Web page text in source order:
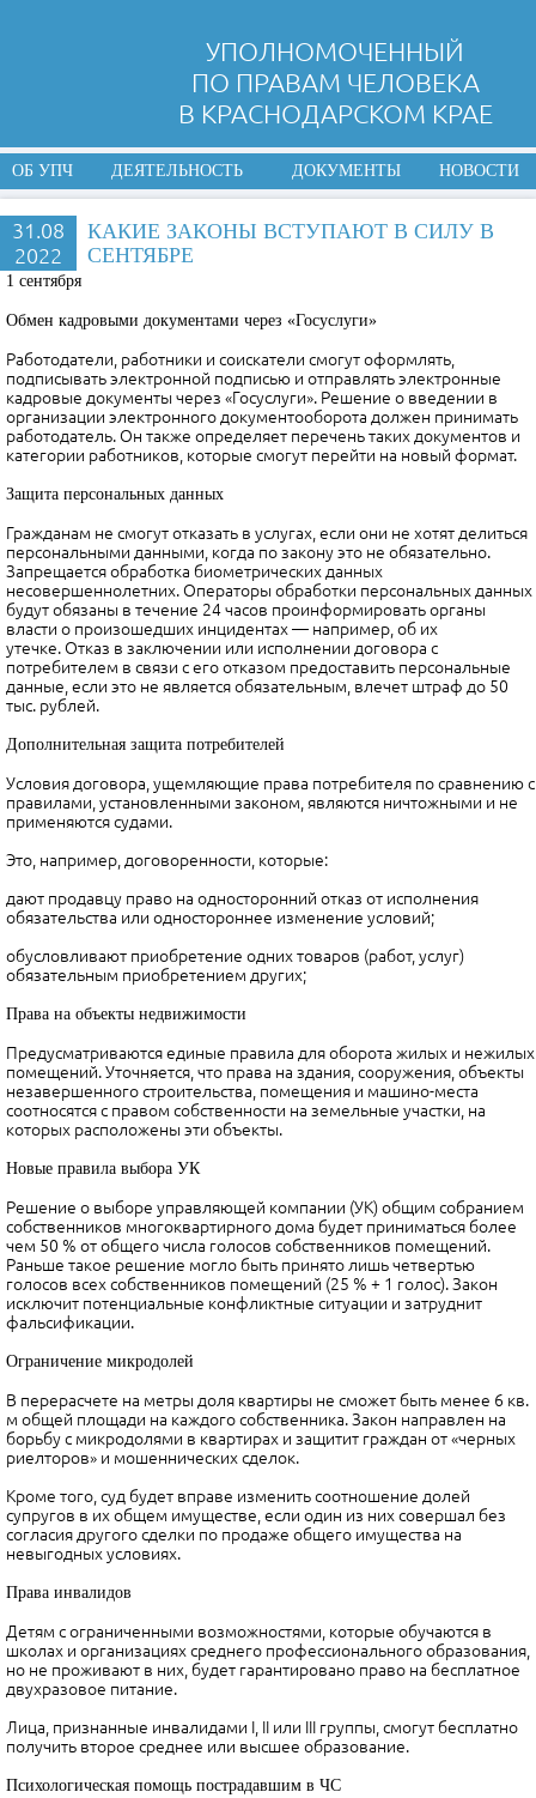
УПОЛНОМОЧЕННЫЙ
ПО ПРАВАМ ЧЕЛОВЕКА
В КРАСНОДАРСКОМ КРАЕ
ОБ УПЧ ДЕЯТЕЛЬНОСТЬ ДОКУМЕНТЫ НОВОСТИ
31.08
2022
КАКИЕ ЗАКОНЫ ВСТУПАЮТ В СИЛУ В
СЕНТЯБРЕ
1 сентября
Обмен кадровыми документами через «Госуслуги»
Работодатели, работники и соискатели смогут оформлять,
подписывать электронной подписью и отправлять электронные
кадровые документы через «Госуслуги». Решение о введении в
организации электронного документооборота должен принимать
работодатель. Он также определяет перечень таких документов и
категории работников, которые смогут перейти на новый формат.
Защита персональных данных
Гражданам не смогут отказать в услугах, если они не хотят делиться
персональными данными, когда по закону это не обязательно.
Запрещается обработка биометрических данных
несовершеннолетних. Операторы обработки персональных данных
будут обязаны в течение 24 часов проинформировать органы
власти о произошедших инцидентах — например, об их
утечке. Отказ в заключении или исполнении договора с
потребителем в связи с его отказом предоставить персональные
данные, если это не является обязательным, влечет штраф до 50
тыс. рублей.
Дополнительная защита потребителей
Условия договора, ущемляющие права потребителя по сравнению с
правилами, установленными законом, являются ничтожными и не
применяются судами.
Это, например, договоренности, которые:
дают продавцу право на односторонний отказ от исполнения
обязательства или одностороннее изменение условий;
обусловливают приобретение одних товаров (работ, услуг)
обязательным приобретением других;
Права на объекты недвижимости
Предусматриваются единые правила для оборота жилых и нежилых
помещений. Уточняется, что права на здания, сооружения, объекты
незавершенного строительства, помещения и машино-места
соотносятся с правом собственности на земельные участки, на
которых расположены эти объекты.
Новые правила выбора УК
Решение о выборе управляющей компании (УК) общим собранием
собственников многоквартирного дома будет приниматься более
чем 50 % от общего числа голосов собственников помещений.
Раньше такое решение могло быть принято лишь четвертью
голосов всех собственников помещений (25 % + 1 голос). Закон
исключит потенциальные конфликтные ситуации и затруднит
фальсификации.
Ограничение микродолей
В перерасчете на метры доля квартиры не сможет быть менее 6 кв.
м общей площади на каждого собственника. Закон направлен на
борьбу с микродолями в квартирах и защитит граждан от «черных
риелторов» и мошеннических сделок.
Кроме того, суд будет вправе изменить соотношение долей
супругов в их общем имуществе, если один из них совершал без
согласия другого сделки по продаже общего имущества на
невыгодных условиях.
Права инвалидов
Детям с ограниченными возможностями, которые обучаются в
школах и организациях среднего профессионального образования,
но не проживают в них, будет гарантировано право на бесплатное
двухразовое питание.
Лица, признанные инвалидами I, II или III группы, смогут бесплатно
получить второе среднее или высшее образование.
Психологическая помощь пострадавшим в ЧС